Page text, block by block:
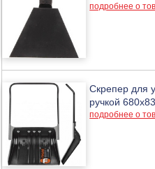
подробнее о
Скрепер для
ручкой
подробнее о